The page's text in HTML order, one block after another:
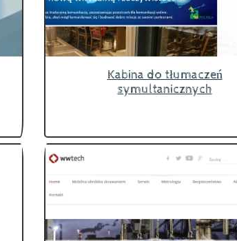
Kabina do tłumaczeń
symultanicznych